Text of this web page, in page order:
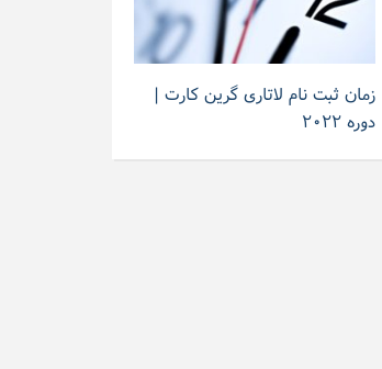
زمان ثبت نام لاتاری گرین کارت |
دوره ۲۰۲۲